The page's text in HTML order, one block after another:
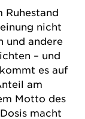
Ruhestand
nicht
und andere
– und
es auf
am
Motto des
macht